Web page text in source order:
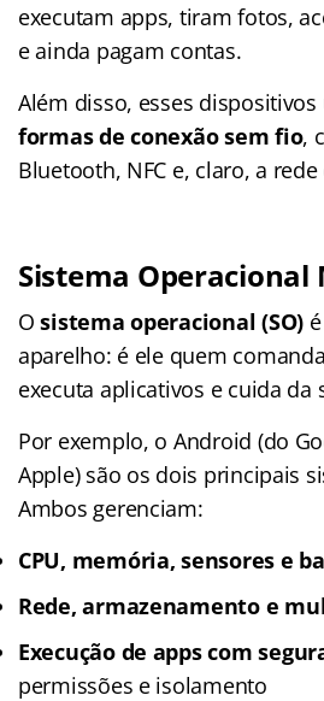
executam apps, tiram fotos,
e ainda pagam contas.
Além disso, esses dispositivos
formas de conexão sem fio,
Bluetooth, NFC e, claro, a rede
Sistema Operacional
Osistema operacional (SO)
aparelho: é ele quem
executa aplicativos e cuida da
Por exemplo, o Android (do
Apple) são os dois principais
Ambos gerenciam:
CPU, memória, sensores e
Rede, armazenamento e
Execução de apps com
permissões e isolamento